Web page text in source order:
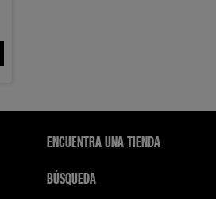
ENCUENTRA UNA TIENDA
BÚSQUEDA